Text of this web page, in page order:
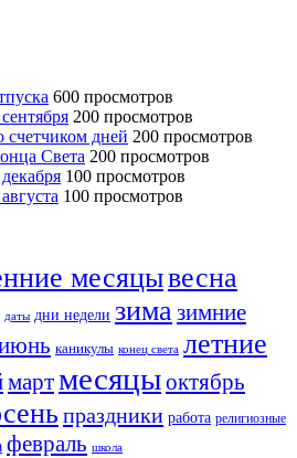
600 просмотров
200 просмотров
счетчиком дней 200 просмотров
Света 200 просмотров
100 просмотров
100 просмотров
месяцывесна
даты дни недели зимазимние
каникулы конец света летние
мартмесяцыоктябрь
праздники работа религиозные
февраль школа